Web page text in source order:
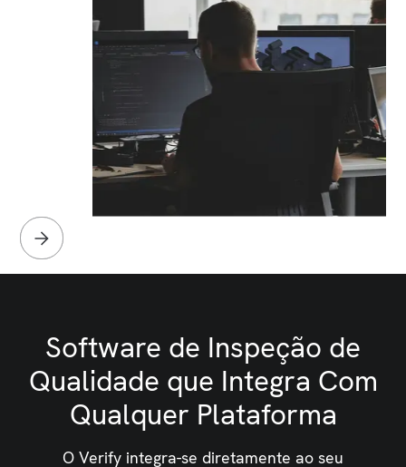
Slide 3 of 3.
Software de Inspeção de
Qualidade que Integra Com
Qualquer Plataforma
O Verify integra-se diretamente ao seu